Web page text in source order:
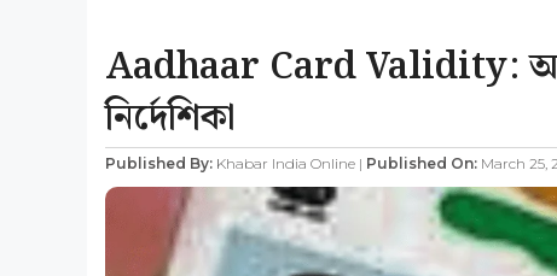
Aadhaar Card Validity:
নির্দেশিকা
Published By: Khabar India Online | Published On: March 25,